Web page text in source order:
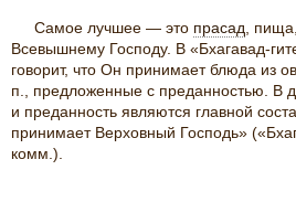
Самое лучшее — это прасад ,
Всевышнему Господу. В «Бхагавад-
говорит, что Он принимает блюда из
п., предложенные с преданностью. В
и преданность являются главной
принимает Верховный Господь»
комм.).